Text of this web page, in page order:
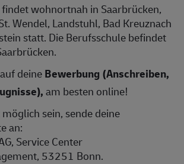
wohnortnah in Saarbrücken,
Wendel, Landstuhl, Bad Kreuznach
statt. Die Berufsschule befindet
deineBewerbung (Anschreiben,
am besten online!
sein, sende deine
an:
Service Center
53251 Bonn.